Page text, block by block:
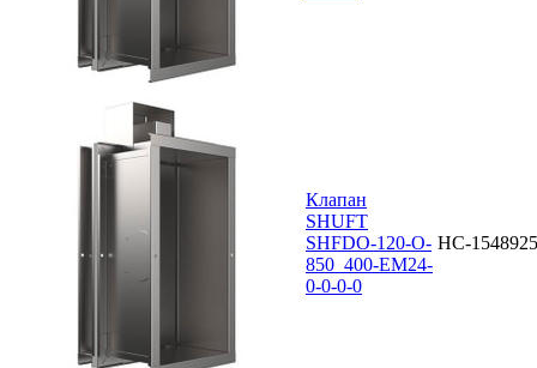
Клапан
SHUFT
SHFDO-120-O-
850_400-EM24-
0-0-0-0
НС-1548925